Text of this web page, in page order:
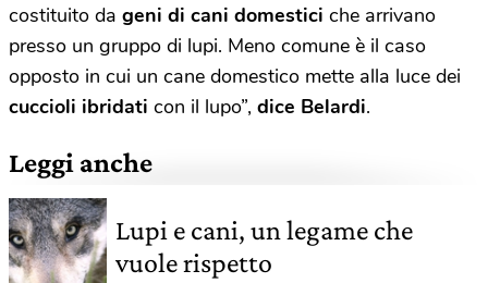
costituito da geni di cani domestici che arrivano
presso un gruppo di lupi. Meno comune è il caso
opposto in cui un cane domestico mette alla luce dei
cuccioli ibridati con il lupo”, dice Belardi.
Leggi anche
Lupi e cani, un legame che
vuole rispetto